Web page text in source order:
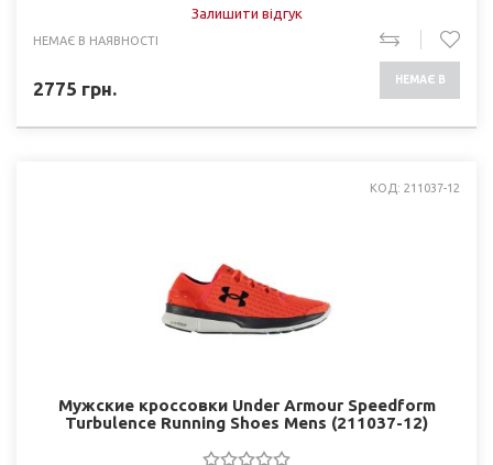
Залишити відгук
НЕМАЄ В НАЯВНОСТІ
2775 грн. НЕМАЄ В
КОД: 211037-12
Мужские кроссовки Under Armour Speedform
Turbulence Running Shoes Mens (211037-12)